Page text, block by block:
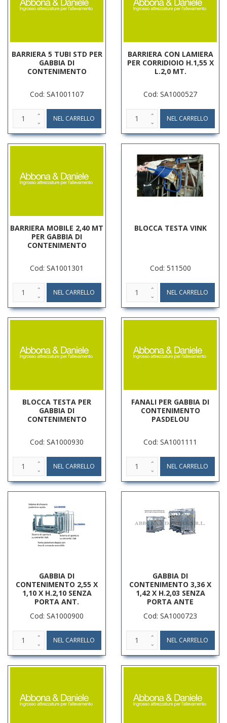
BARRIERA 5 TUBI STD PER
GABBIA DI
CONTENIMENTO
Cod: SA1001107
BARRIERA CON LAMIERA
PER CORRIDIOIO H.1,55 X
L.2,0 MT.
Cod: SA1000527
BARRIERA MOBILE 2,40 MT
PER GABBIA DI
CONTENIMENTO
Cod: SA1001301
BLOCCA TESTA VINK
Cod: 511500
BLOCCA TESTA PER
GABBIA DI
CONTENIMENTO
Cod: SA1000930
FANALI PER GABBIA DI
CONTENIMENTO
PASDELOU
Cod: SA1001111
GABBIA DI
CONTENIMENTO 2,55 X
1,10 X H.2,10 SENZA
PORTA ANT.
Cod: SA1000900
GABBIA DI
CONTENIMENTO 3,36 X
1,42 X H.2,03 SENZA
PORTA ANTE
Cod: SA1000723